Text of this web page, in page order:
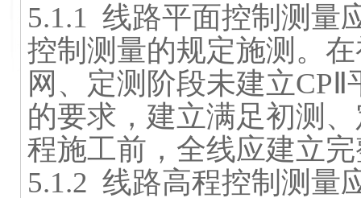
5.1.1 线路平面控制测量
控制测量的规定施测。
网 、定测阶段未建立CPⅡ
的要求，建立满足初测
程施工前，全线应建立
5.1.2 线路高程控制测量